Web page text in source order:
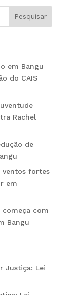
Pesquisar
em Bangu
do CAIS
Rachel
de
ventos fortes
em
começa com
Bangu
Justiça: Lei